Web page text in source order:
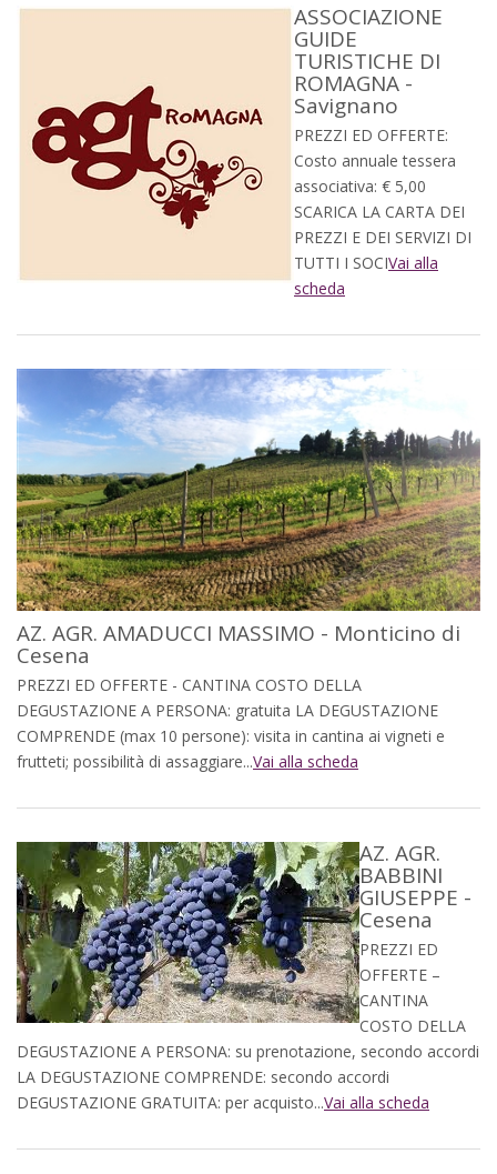
ASSOCIAZIONE
GUIDE
TURISTICHE DI
ROMAGNA -
Savignano
PREZZI ED OFFERTE:
Costo annuale tessera
associativa: € 5,00
SCARICA LA CARTA DEI
PREZZI E DEI SERVIZI DI
TUTTI I SOCIVai alla
scheda
AZ. AGR. AMADUCCI MASSIMO - Monticino di
Cesena
PREZZI ED OFFERTE - CANTINA COSTO DELLA
DEGUSTAZIONE A PERSONA: gratuita LA DEGUSTAZIONE
COMPRENDE (max 10 persone): visita in cantina ai vigneti e
frutteti; possibilità di assaggiare...Vai alla scheda
AZ. AGR.
BABBINI
GIUSEPPE -
Cesena
PREZZI ED
OFFERTE –
CANTINA
COSTO DELLA
DEGUSTAZIONE A PERSONA: su prenotazione, secondo accordi
LA DEGUSTAZIONE COMPRENDE: secondo accordi
DEGUSTAZIONE GRATUITA: per acquisto...Vai alla scheda